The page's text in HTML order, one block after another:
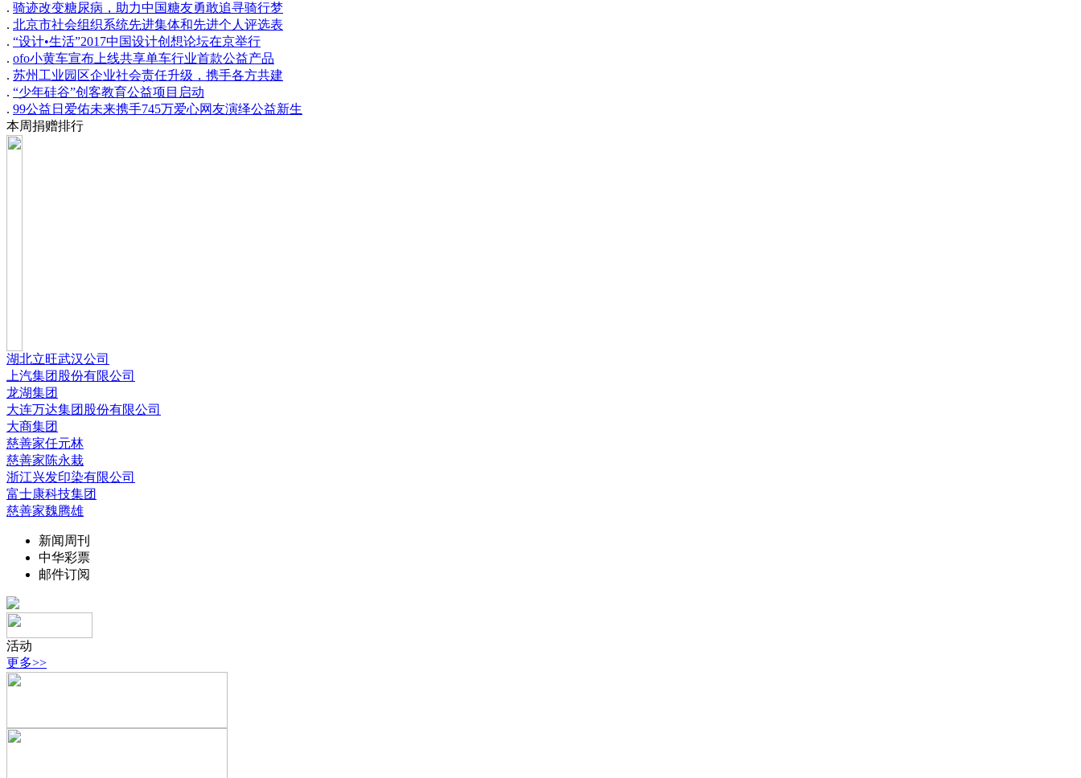
. 骑迹改变糖尿病，助力中国糖友勇敢追寻骑行梦
. 北京市社会组织系统先进集体和先进个人评选表
. “设计•生活”2017中国设计创想论坛在京举行
. ofo小黄车宣布上线共享单车行业首款公益产品
. 苏州工业园区企业社会责任升级，携手各方共建
. “少年硅谷”创客教育公益项目启动
. 99公益日爱佑未来携手745万爱心网友演绎公益新生
本周捐赠排行
湖北立旺武汉公司
上汽集团股份有限公司
龙湖集团
大连万达集团股份有限公司
大商集团
慈善家任元林
慈善家陈永栽
浙江兴发印染有限公司
富士康科技集团
慈善家魏腾雄
新闻周刊
中华彩票
邮件订阅
活动
更多>>